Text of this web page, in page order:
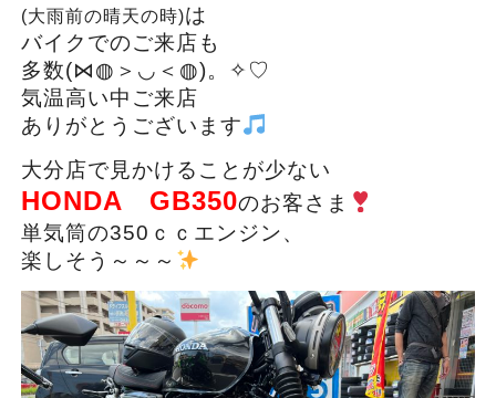
(大雨前の晴天の時)は
バイクでのご来店も
多数(⋈◍＞◡＜◍)。✧♡
気温高い中ご来店
ありがとうございます
大分店で見かけることが少ない
HONDA GB350のお客さま
単気筒の350ｃｃエンジン、
楽しそう～～～